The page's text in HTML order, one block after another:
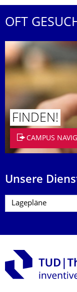
OFT
FINDEN!
CAMPUS
Unsere